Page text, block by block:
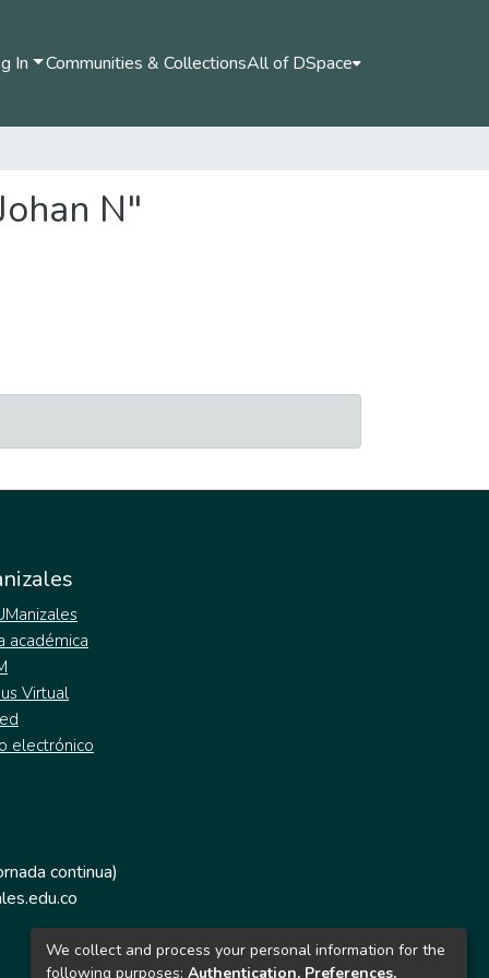
In Communities & CollectionsAll of DSpace
N"
académica
Virtual
electrónico
continua)
We collect and process your personal information for the
following purposes: Authentication, Preferences,